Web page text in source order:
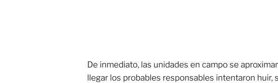
De inmediato, las unidades en campo se
llegar los probables responsables intentaron huir,